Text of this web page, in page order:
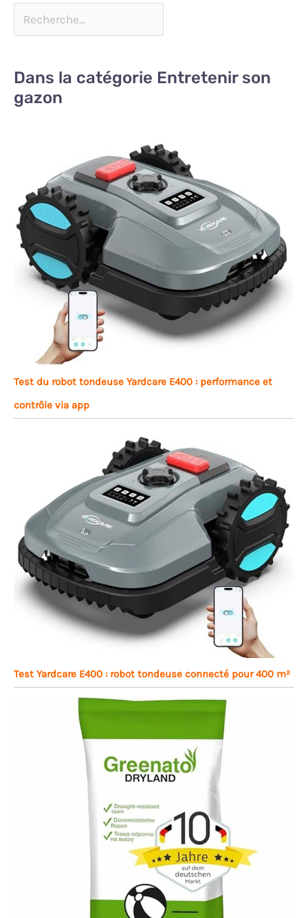
Dans la catégorie Entretenir son
gazon
Test du robot tondeuse Yardcare E400 : performance et
contrôle via app
Test Yardcare E400 : robot tondeuse connecté pour 400 m²